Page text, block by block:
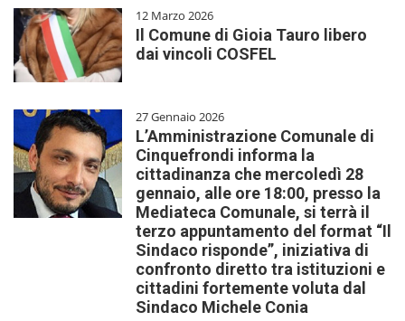
12 Marzo 2026
Il Comune di Gioia Tauro libero
dai vincoli COSFEL
27 Gennaio 2026
L’Amministrazione Comunale di
Cinquefrondi informa la
cittadinanza che mercoledì 28
gennaio, alle ore 18:00, presso la
Mediateca Comunale, si terrà il
terzo appuntamento del format “Il
Sindaco risponde”, iniziativa di
confronto diretto tra istituzioni e
cittadini fortemente voluta dal
Sindaco Michele Conia